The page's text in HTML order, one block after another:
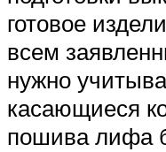
готовое
всем
нужно
касающиеся
пошива лифа